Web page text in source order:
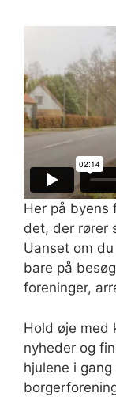
Her på
det, der rører
Uanset om
bare på
foreninger,
Hold øje med
nyheder og
hjulene i